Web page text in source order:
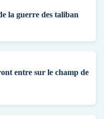
la guerre des taliban
entre sur le champ de